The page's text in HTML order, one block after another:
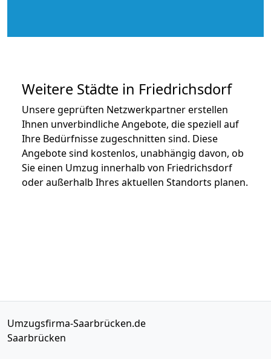
Weitere Städte in Friedrichsdorf
Unsere geprüften Netzwerkpartner erstellen
Ihnen unverbindliche Angebote, die speziell auf
Ihre Bedürfnisse zugeschnitten sind. Diese
Angebote sind kostenlos, unabhängig davon, ob
Sie einen Umzug innerhalb von Friedrichsdorf
oder außerhalb Ihres aktuellen Standorts planen.
Umzugsfirma-Saarbrücken.de
Saarbrücken